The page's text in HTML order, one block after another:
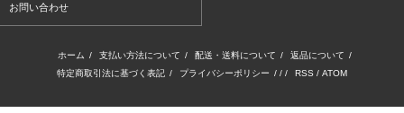
お問い合わせ
ホーム / 支払い方法について / 配送・送料について / 返品について /
特定商取引法に基づく表記 / プライバシーポリシー / / / RSS / ATOM